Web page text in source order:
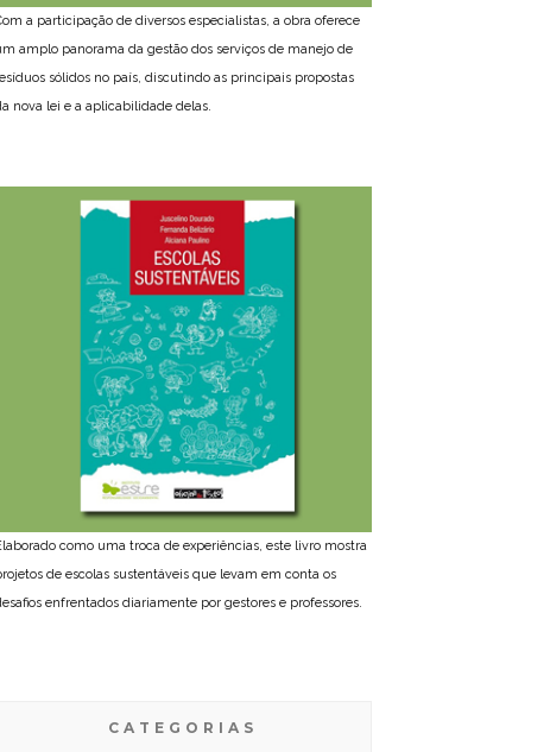
a participação de diversos especialistas, a obra oferece
amplo panorama da gestão dos serviços de manejo de
sólidos no país, discutindo as principais propostas
nova lei e a aplicabilidade delas.
como uma troca de experiências, este livro mostra
de escolas sustentáveis que levam em conta os
enfrentados diariamente por gestores e professores.
CATEGORIAS